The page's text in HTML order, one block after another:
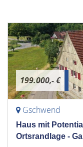
199.000,- €
Gschwend
Haus mit
Ortsrandlage -